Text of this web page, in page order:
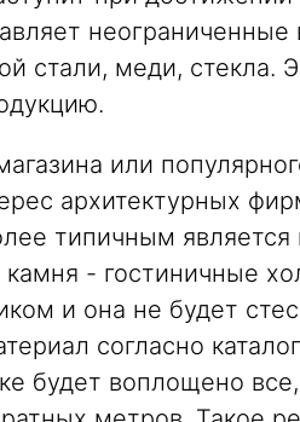
стали, меди, стекла.
или
архитектурных
типичным является
- гостиничные
и она не будет
согласно
будет воплощено все,